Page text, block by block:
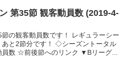
第35節 観客動員数 (2019-4-
の観客動員数です！ レギュラーシー
あと2節分です！ ◇シーズントータル
数 ☆前後節へのリンク ▼Bリーグ...